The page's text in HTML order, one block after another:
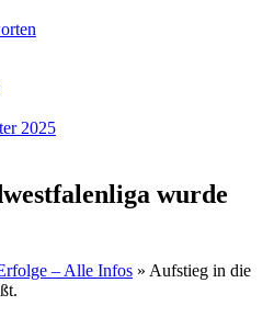
2025
wurde
– Alle Infos » Aufstieg in die